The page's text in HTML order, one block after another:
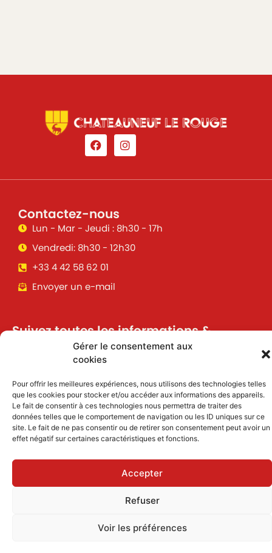
Gérer le consentement aux
cookies
Pour offrir les meilleures expériences, nous utilisons des technologies telles
que les cookies pour stocker et/ou accéder aux informations des appareils.
Le fait de consentir à ces technologies nous permettra de traiter des
données telles que le comportement de navigation ou les ID uniques sur ce
site. Le fait de ne pas consentir ou de retirer son consentement peut avoir un
effet négatif sur certaines caractéristiques et fonctions.
Accepter
Refuser
Voir les préférences
Contactez-nous
Lun - Mar - Jeudi : 8h30 - 17h
Vendredi: 8h30 - 12h30
+33 4 42 58 62 01
Envoyer un e-mail
Suivez toutes les informations &
actualités de votre ville !
J'accepte de recevoir des informations et
actualités par email
Inscription
Mentions légales|Politique des cookies